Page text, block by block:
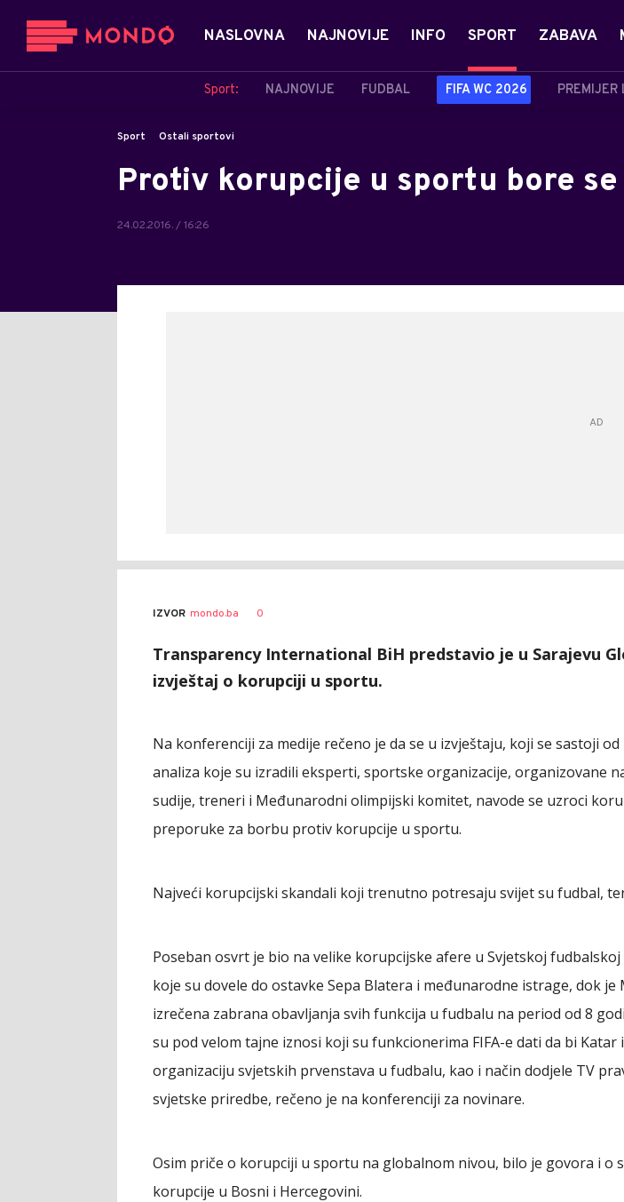
NASLOVNA NAJNOVIJE INFO SPORT
Sport: NAJNOVIJE FUDBAL FIFA WC 2026 PREMIJER
ZABAVA
Sport Ostali sportovi
Protiv korupcije u sportu bore se
24.02.2016. / 16:26
IZVOR mondo.ba 0
Transparency International BiH predstavio je u Sarajevu
izvještaj o korupciji u sportu.
Na konferenciji za medije rečeno je da se u izvještaju, koji se sastoji
analiza koje su izradili eksperti, sportske organizacije, organizovane
sudije, treneri i Međunarodni olimpijski komitet, navode se uzroci
preporuke za borbu protiv korupcije u sportu.
Najveći korupcijski skandali koji trenutno potresaju svijet su fudbal,
Poseban osvrt je bio na velike korupcijske afere u Svjetskoj
koje su dovele do ostavke Sepa Blatera i međunarodne istrage, dok je
izrečena zabrana obavljanja svih funkcija u fudbalu na period od 8
su pod velom tajne iznosi koji su funkcionerima FIFA-e dati da bi Katar
organizaciju svjetskih prvenstava u fudbalu, kao i način dodjele TV
svjetske priredbe, rečeno je na konferenciji za novinare.
Osim priče o korupciji u sportu na globalnom nivou, bilo je govora i o
korupcije u Bosni i Hercegovini.